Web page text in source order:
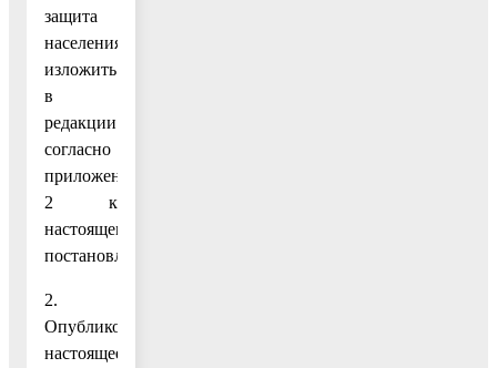
защита
населения»
изложить
в
редакции
согласно
приложению
2 к
настоящему
постановлению.
2.
Опубликовать
настоящее